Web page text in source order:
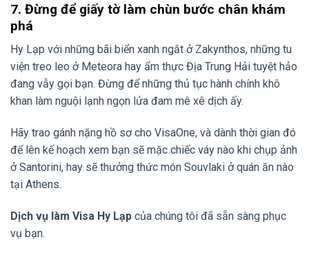
7. Đừng để giấy tờ làm chùn bước chân khám
phá
Hy Lạp với những bãi biển xanh ngắt ở Zakynthos, những tu
viện treo leo ở Meteora hay ẩm thực Địa Trung Hải tuyệt hảo
đang vẫy gọi bạn. Đừng để những thủ tục hành chính khô
khan làm nguội lạnh ngọn lửa đam mê xê dịch ấy.
Hãy trao gánh nặng hồ sơ cho VisaOne, và dành thời gian đó
để lên kế hoạch xem bạn sẽ mặc chiếc váy nào khi chụp ảnh
ở Santorini, hay sẽ thưởng thức món Souvlaki ở quán ăn nào
tại Athens.
Dịch vụ làm Visa Hy Lạp của chúng tôi đã sẵn sàng phục
vụ bạn.